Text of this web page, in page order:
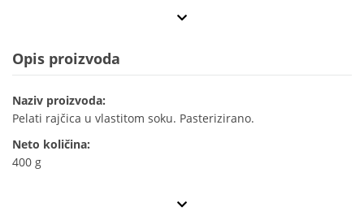
Opis proizvoda
Naziv proizvoda:
Pelati rajčica u vlastitom soku. Pasterizirano.
Neto količina:
400 g